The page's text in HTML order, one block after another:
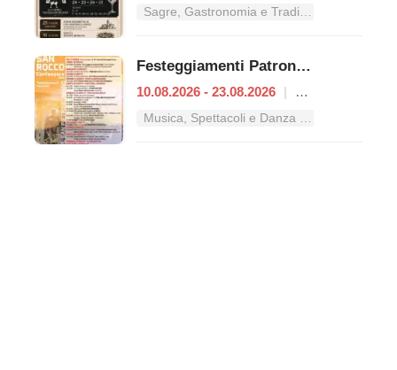
Sagre, Gastronomia e Tradizioni nel Lazio
Festeggiamenti Patronali di San Rocco
10.08.2026 - 23.08.2026 |
Musica, Spettacoli e Danza nel Lazio